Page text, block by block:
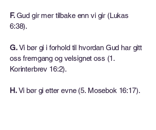
F.Gud gir mer tilbake enn vi gir (Lukas
6:38).
G.Vi bør gi i forhold til hvordan Gud har gitt
oss fremgang og velsignet oss (1.
Korinterbrev 16:2).
H.Vi bør gi etter evne (5. Mosebok 16:17).